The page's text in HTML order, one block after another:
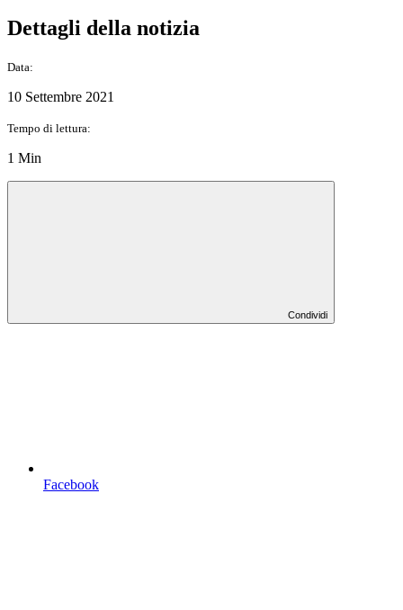
Dettagli della notizia
Data:
10 Settembre 2021
Tempo di lettura:
1 Min
Condividi
Facebook